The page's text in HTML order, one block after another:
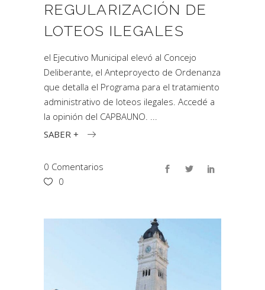
REGULARIZACIÓN DE
LOTEOS ILEGALES
el Ejecutivo Municipal elevó al Concejo
Deliberante, el Anteproyecto de Ordenanza
que detalla el Programa para el tratamiento
administrativo de loteos ilegales. Accedé a
la opinión del CAPBAUNO.
SABER +
0 Comentarios
0